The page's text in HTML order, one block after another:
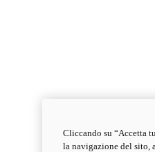
Cliccando su “Accetta
la navigazione del sito,